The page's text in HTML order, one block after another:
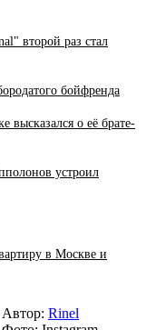
второй раз стал
бойфренда
о её брате-
устроил
в Москве и
Автор: Rinel